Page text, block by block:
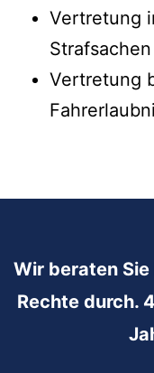
Vertretung
Strafsachen
Vertretung
Wir beraten
Rechte durch.